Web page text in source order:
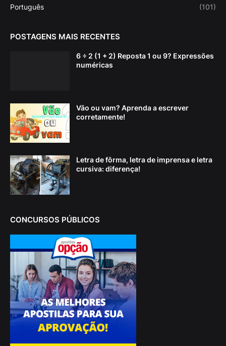
Português (101)
POSTAGENS MAIS RECENTES
6 ÷ 2 (1 + 2) Reposta 1 ou 9? Expressões
numéricas
Vão ou vam? Aprenda a escrever
corretamente!
Letra de fôrma, letra de imprensa e letra
cursiva: diferença!
CONCURSOS PÚBLICOS